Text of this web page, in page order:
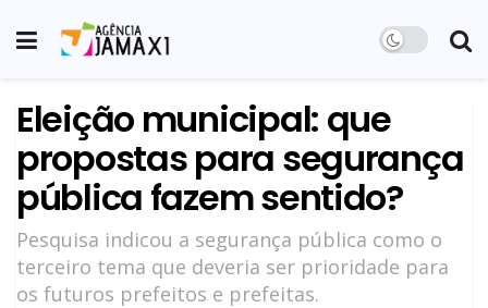
Eleição municipal: que
propostas para segurança
pública fazem sentido?
Pesquisa indicou a segurança pública como o
terceiro tema que deveria ser prioridade para
os futuros prefeitos e prefeitas.